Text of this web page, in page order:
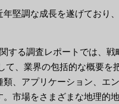
堅調な成長を遂げており
する調査レポートでは、戦
て、業界の包括的な概要を
、アプリケーション、エ
市場をさまざまな地理的